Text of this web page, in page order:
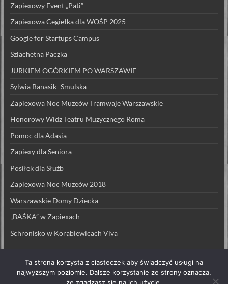
Zapiexowy Event „Pati”
Zapiexowa Cegiełka dla WOŚP 2025
Google for Startups Campus
Szlachetna Paczka
JURKIEM OGÓRKIEM PO WARSZAWIE
Sylwia Banasik- Smulska
Zapiexowa Noc Muzeów Tramwaje Warszawskie
Honorowy Widz Teatru Muzycznego Roma
Pomoc dla Adasia
Zapiexy dla Seniora
Posiłek dla Służb
Zapiexowa Noc Muzeów 2018
Warszawskie Domy Dziecka
„BAŚKA” w Zapiexach
Schronisko w Korabiewicach Viva
Ta strona korzysta z ciasteczek aby świadczyć usługi na
najwyższym poziomie. Dalsze korzystanie ze strony oznacza,